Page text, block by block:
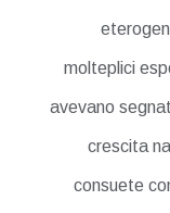
molteplici
avevano
crescita
consuete